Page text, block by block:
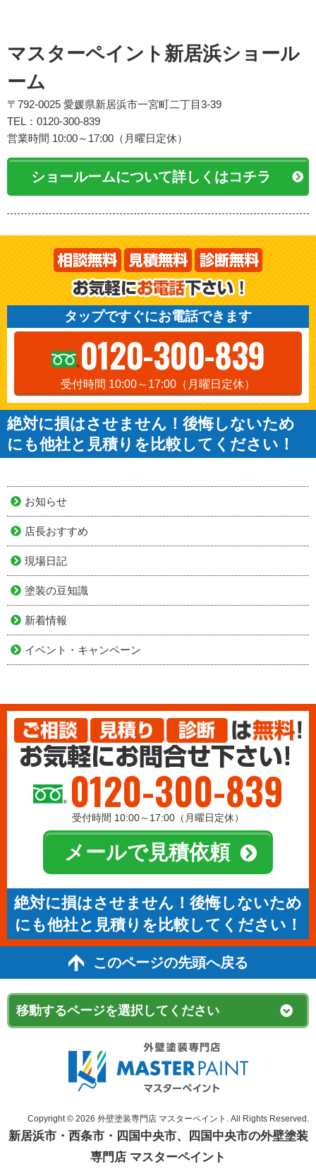
マスターペイント新居浜ショール
ーム
〒792-0025 愛媛県新居浜市一宮町二丁目3-39
TEL：0120-300-839
営業時間 10:00～17:00（月曜日定休）
ショールームについて詳しくはコチラ
タップですぐにお電話できます
0120-300-839
受付時間 10:00～17:00（月曜日定休）
絶対に損はさせません！後悔しないため
にも他社と見積りを比較してください！
お知らせ
店長おすすめ
現場日記
塗装の豆知識
新着情報
イベント・キャンペーン
0120-300-839
受付時間 10:00～17:00（月曜日定休）
メールで見積依頼
絶対に損はさせません！後悔しないため
にも他社と見積りを比較してください！
このページの先頭へ戻る
Copyright © 2026 外壁塗装専門店 マスターペイント. All Rights Reserved.
新居浜市・西条市・四国中央市、四国中央市の外壁塗装
専門店 マスターペイント